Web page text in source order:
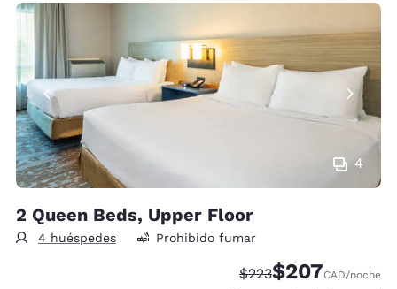
4
2 Queen Beds, Upper Floor
4 huéspedes Prohibido fumar
Precio tachado:
$223Precio con
$207CAD/noche